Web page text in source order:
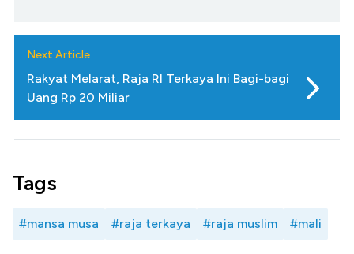
Next Article
Rakyat Melarat, Raja RI Terkaya Ini Bagi-bagi
Uang Rp 20 Miliar
Tags
#mansa musa #raja terkaya #raja muslim #mali